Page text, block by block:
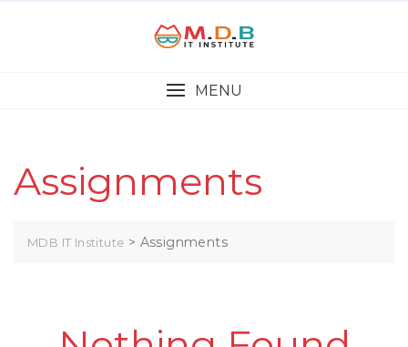
MENU
Assignments
MDB IT Institute > Assignments